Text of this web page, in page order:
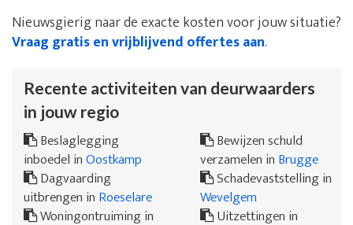
Nieuwsgierig naar de exacte kosten voor jouw situatie?
Vraag gratis en vrijblijvend offertes aan.
Recente activiteiten van deurwaarders
in jouw regio
Beslaglegging
inboedel inOostkamp
Dagvaarding
uitbrengen in Roeselare
Woningontruiming in
Bewijzen schuld
verzamelen in Brugge
Schadevaststelling in
Wevelgem
Uitzettingen in